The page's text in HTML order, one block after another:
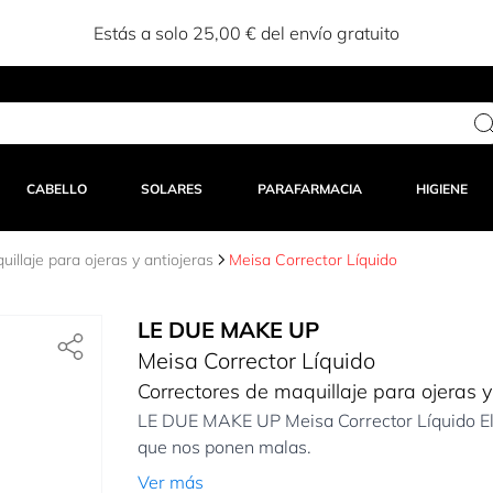
Estás a solo 25,00 € del envío gratuito
CABELLO SOLARES PARAFARMACIA HIGIENE
para ojeras y antiojeras Meisa Corrector Líquido
LE DUE MAKE UP
Meisa Corrector Líquido
Correctores de maquillaje para ojeras
LE DUE MAKE UP Meisa Corrector
que nos ponen malas.
Ver más